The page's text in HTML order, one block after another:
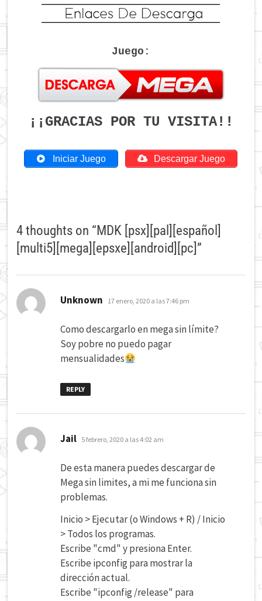
Juego:
¡¡GRACIAS POR TU VISITA!!
Iniciar Juego Descargar Juego
4 thoughts on “MDK [psx][pal][español]
[multi5][mega][epsxe][android][pc] ”
Unknown dice:
17 enero, 2020 a las 7:46 pm
Como descargarlo en mega sin límite?
Soy pobre no puedo pagar
mensualidades
REPLY
Jail dice:
5 febrero, 2020 a las 4:02 am
De esta manera puedes descargar de
Mega sin limites, a mi me funciona sin
problemas.
Inicio > Ejecutar (o Windows + R) / Inicio
> Todos los programas.
Escribe "cmd" y presiona Enter.
Escribe ipconfig para mostrar la
dirección actual.
Escribe "ipconfig /release" para